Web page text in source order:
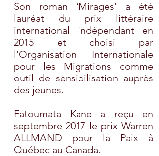
Son roman ‘Mirages’ a été
lauréat du prix littéraire
international indépendant en
2015 et choisi par
l’Organisation Internationale
pour les Migrations comme
outil de sensibilisation auprès
des jeunes.
Fatoumata Kane a reçu en
septembre 2017 le prix Warren
ALLMAND pour la Paix à
Québec au Canada.